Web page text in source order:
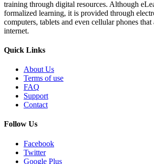
training through digital resources. Although
formalized learning, it is provided through
computers, tablets and even cellular phones that
internet.
Quick Links
About Us
Terms of use
FAQ
Support
Contact
Follow Us
Facebook
Twitter
Google Plus